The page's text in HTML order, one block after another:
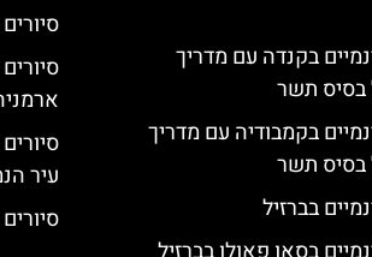
בקנדה עם מדריך
בסיס תשר
בקמבודיה עם מדריך
בסיס תשר
בברזיל
עיר